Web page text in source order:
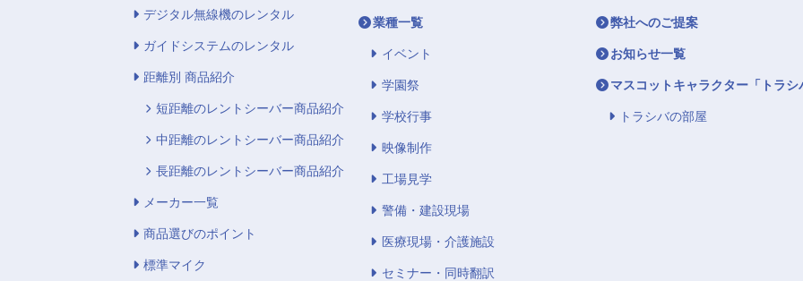
デジタル無線機のレンタル
ガイドシステムのレンタル
距離別 商品紹介
短距離のレントシーバー商品紹介
中距離のレントシーバー商品紹介
長距離のレントシーバー商品紹介
メーカー一覧
商品選びのポイント
標準マイク
業種一覧
イベント
学園祭
学校行事
映像制作
工場見学
警備・建設現場
医療現場・介護施設
セミナー・同時翻訳
弊社へのご提案
お知らせ一覧
マスコットキャラクター「トラシ
トラシバの部屋